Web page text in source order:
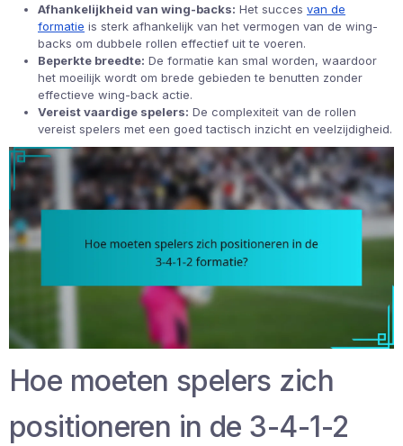
Afhankelijkheid van wing-backs: Het succes van de
formatie is sterk afhankelijk van het vermogen van de wing-
backs om dubbele rollen effectief uit te voeren.
Beperkte breedte: De formatie kan smal worden, waardoor
het moeilijk wordt om brede gebieden te benutten zonder
effectieve wing-back actie.
Vereist vaardige spelers: De complexiteit van de rollen
vereist spelers met een goed tactisch inzicht en veelzijdigheid.
Hoe moeten spelers zich
positioneren in de 3-4-1-2